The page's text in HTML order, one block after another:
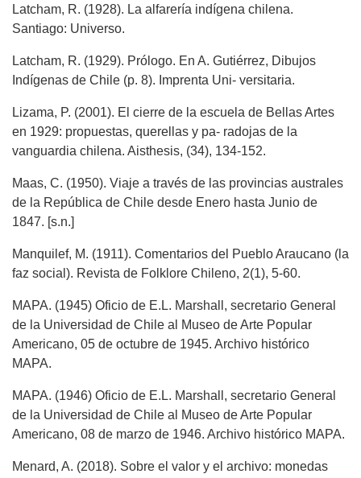
Latcham, R. (1928). La alfarería indígena chilena.
Santiago: Universo.
Latcham, R. (1929). Prólogo. En A. Gutiérrez, Dibujos
Indígenas de Chile (p. 8). Imprenta Uni- versitaria.
Lizama, P. (2001). El cierre de la escuela de Bellas Artes
en 1929: propuestas, querellas y pa- radojas de la
vanguardia chilena. Aisthesis, (34), 134-152.
Maas, C. (1950). Viaje a través de las provincias australes
de la República de Chile desde Enero hasta Junio de
1847. [s.n.]
Manquilef, M. (1911). Comentarios del Pueblo Araucano (la
faz social). Revista de Folklore Chileno, 2(1), 5-60.
MAPA. (1945) Oficio de E.L. Marshall, secretario General
de la Universidad de Chile al Museo de Arte Popular
Americano, 05 de octubre de 1945. Archivo histórico
MAPA.
MAPA. (1946) Oficio de E.L. Marshall, secretario General
de la Universidad de Chile al Museo de Arte Popular
Americano, 08 de marzo de 1946. Archivo histórico MAPA.
Menard, A. (2018). Sobre el valor y el archivo: monedas